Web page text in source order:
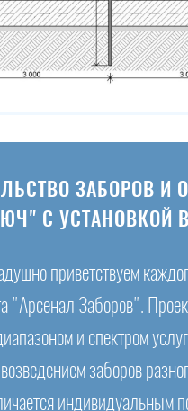
ЗАБОРОВ И
С УСТАНОВКОЙ
приветствуем
"Арсенал Заборов".
и спектром
заборов
индивидуальным